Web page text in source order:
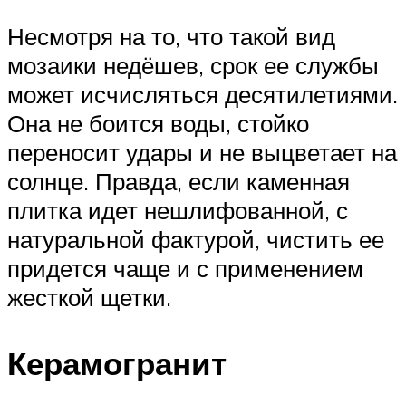
Несмотря на то, что такой вид
мозаики недёшев, срок ее службы
может исчисляться десятилетиями.
Она не боится воды, стойко
переносит удары и не выцветает на
солнце. Правда, если каменная
плитка идет нешлифованной, с
натуральной фактурой, чистить ее
придется чаще и с применением
жесткой щетки.
Керамогранит